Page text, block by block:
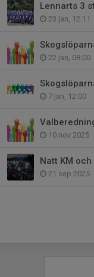
23 jan, 12:11
22 jan, 08:00
7 jan, 12:00
10 nov 2025
Natt KM
21 sep 2025